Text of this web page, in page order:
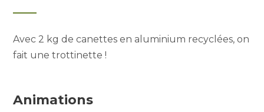
Avec 2 kg de canettes en aluminium recyclées, on
fait une trottinette !
Animations